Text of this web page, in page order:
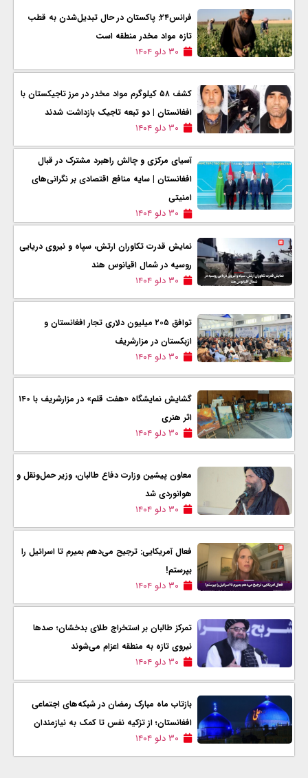
فرانس۲۴: پاکستان در حال تبدیل‌شدن به قطب
تازه مواد مخدر منطقه است
۳۰ دلو ۱۴۰۴
کشف ۵۸ کیلوگرم مواد مخدر در مرز تاجیکستان با
افغانستان | دو تبعه تاجیک بازداشت شدند
۳۰ دلو ۱۴۰۴
آسیای مرکزی و چالش راهبرد مشترک در قبال
افغانستان | سایه منافع اقتصادی بر نگرانی‌های
امنیتی
۳۰ دلو ۱۴۰۴
نمایش قدرت تکاوران ارتش، سپاه و نیروی دریایی
روسیه در شمال اقیانوس هند
۳۰ دلو ۱۴۰۴
توافق ۲۰۵ میلیون دلاری تجار افغانستان و
ازبکستان در مزارشریف
۳۰ دلو ۱۴۰۴
گشایش نمایشگاه «هفت قلم» در مزارشریف با ۱۴۰
اثر هنری
۳۰ دلو ۱۴۰۴
معاون پیشین وزارت دفاع طالبان، وزیر حمل‌ونقل و
هوانوردی شد
۳۰ دلو ۱۴۰۴
فعال آمریکایی: ترجیح می‌دهم بمیرم تا اسرائیل را
بپرستم!
۳۰ دلو ۱۴۰۴
تمرکز طالبان بر استخراج طلای بدخشان؛ صدها
نیروی تازه به منطقه اعزام می‌شوند
۳۰ دلو ۱۴۰۴
بازتاب ماه مبارک رمضان در شبکه‌های اجتماعی
افغانستان؛ از تزکیه نفس تا کمک به نیازمندان
۳۰ دلو ۱۴۰۴